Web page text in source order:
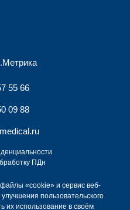
55 66
09 88
ПДн
«cookie» и сервис веб-
пользовательского
их использование в своём